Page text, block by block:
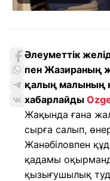
Әлеуметтік
пен Жазираның
қалың малының
хабарлайды
Жақында ғана
сырға салып,
Жанәбіловпен
қадамы
қызығушылық